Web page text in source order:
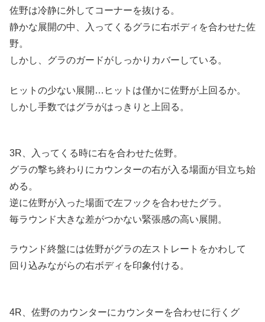
佐野は冷静に外してコーナーを抜ける。
静かな展開の中、入ってくるグラに右ボディを合わせた佐
野。
しかし、グラのガードがしっかりカバーしている。
ヒットの少ない展開…ヒットは僅かに佐野が上回るか。
しかし手数ではグラがはっきりと上回る。
3R、入ってくる時に右を合わせた佐野。
グラの撃ち終わりにカウンターの右が入る場面が目立ち始
める。
逆に佐野が入った場面で左フックを合わせたグラ。
毎ラウンド大きな差がつかない緊張感の高い展開。
ラウンド終盤には佐野がグラの左ストレートをかわして
回り込みながらの右ボディを印象付ける。
4R、佐野のカウンターにカウンターを合わせに行くグ